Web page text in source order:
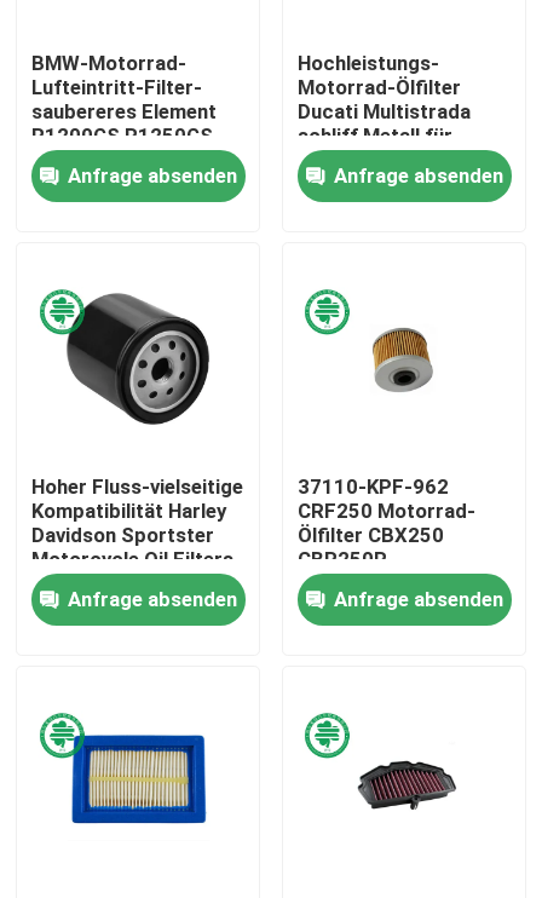
Haus
Videos
Fabrik-Ausflug
Qualitätskontrolle
Nachrichten
Automobilmaschinen-Luftfilter
BMW-Motorrad-
Lufteintritt-Filter-
saubereres Element
R1200GS R1250GS
für Abenteuer-90-
jähriges spezielles
Anfrage absenden
Hochleistungs-
Motorrad-Ölfilter
Ducati Multistrada
schliff Metall für
Harley Davidson ab
Anfrage absenden
Hoher Fluss-vielseitige
Kompatibilität Harley
Davidson Sportster
Motorcycle Oil Filters
Anfrage absenden
37110-KPF-962
CRF250 Motorrad-
Ölfilter CBX250
CBR250R
Anfrage absenden